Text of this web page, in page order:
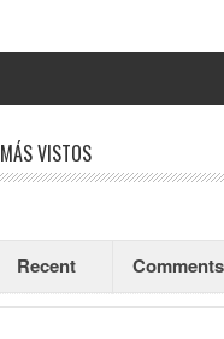
MÁS VISTOS
Recent Comments